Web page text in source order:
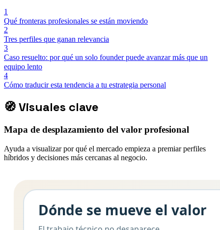
1
Qué fronteras profesionales se están moviendo
2
Tres perfiles que ganan relevancia
3
Caso resuelto: por qué un solo founder puede avanzar más que un
equipo lento
4
Cómo traducir esta tendencia a tu estrategia personal
🧭Visuales clave
Mapa de desplazamiento del valor profesional
Ayuda a visualizar por qué el mercado empieza a premiar perfiles
híbridos y decisiones más cercanas al negocio.